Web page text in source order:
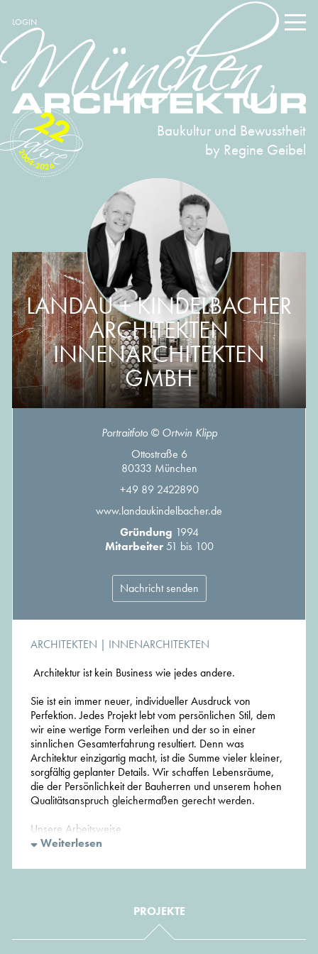
LOGIN
Baukultur und Bewusstheit
by Regine Geibel
2004-2026
22
LANDAU + KINDELBACHER
ARCHITEKTEN
INNENARCHITEKTEN
GMBH
Portraitfoto © Ortwin Klipp
Ottostraße 6
80333 München
+49 89 2422890
www.landaukindelbacher.de
Gründung 1994
Mitarbeiter51 bis 100
Nachricht senden
ARCHITEKTEN | INNENARCHITEKTEN
Architektur ist kein Business wie jedes andere.
Sie ist ein immer neuer, individueller Ausdruck von
Perfektion. Jedes Projekt lebt vom persönlichen Stil, dem
wir eine wertige Form verleihen und der so in einer
sinnlichen Gesamterfahrung resultiert. Denn was
Architektur einzigartig macht, ist die Summe vieler kleiner,
sorgfältig geplanter Details. Wir schaffen Lebensräume,
die der Persönlichkeit der Bauherren und unserem hohen
Qualitätsanspruch gleichermaßen gerecht werden.
Unsere Arbeitsweise
anspruchsvolle Bauvorhaben und Interior Design Projekte
Arbeitsatmosphäre, sowohl innerhalb des Büros als auch
im Austausch mit unseren Auftraggebern. Nur aus
zuverlässigen, partnerschaftlichen Beziehungen können
Weiterlesen
PROJEKTE